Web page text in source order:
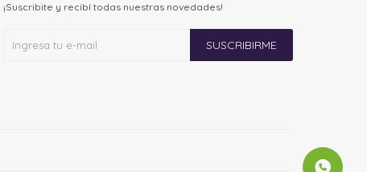
¡Suscribite y recibí todas nuestras novedades!
SUSCRIBIRME